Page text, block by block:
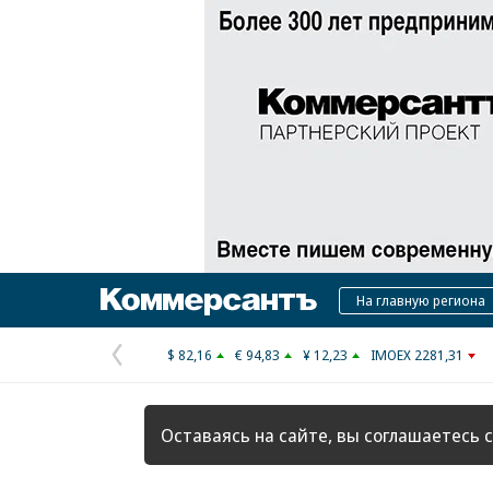
КоммерсантъНа главную региона
Предыдущая
страница
$ 82,16 € 94,83 ¥ 12,23 IMOEX 2281,31
Оставаясь на сайте, вы соглашаетесь с